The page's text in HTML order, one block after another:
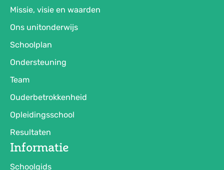
Missie, visie en waarden
Ons unitonderwijs
Schoolplan
Ondersteuning
Team
Ouderbetrokkenheid
Opleidingsschool
Resultaten
Informatie
Schoolgids